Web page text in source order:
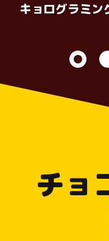
サイトはこちら
チョ